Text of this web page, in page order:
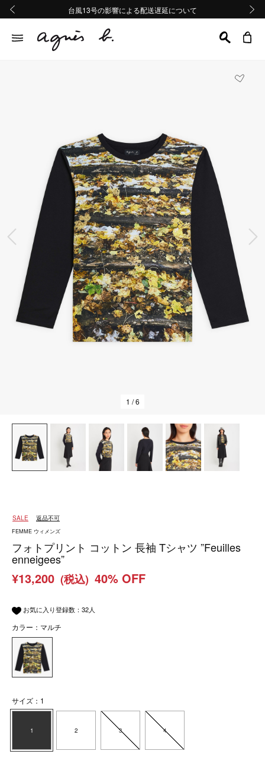
熊本地域地震の影響による配送遅延について
Summer Sale 2buy10%OFF!!
台風13号の影響による配送遅延について
熊本地域地震の影響による配送遅延について
Summer Sale 2buy10%OFF!!
前の画像
1 / 6
SALE 返品不可
FEMME ウィメンズ
フォトプリント コットン 長袖 Tシャツ ”Feuilles
enneigees”
¥13,200 (税込) 40% OFF
お気に入り登録数： 32人
カラー：マルチ
サイズ：1
1 2 3 4